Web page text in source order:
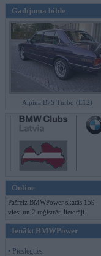
Gadījuma bilde
Alpina B7S Turbo (E12)
Online
Pašreiz BMWPower skatās 159
viesi un 2 reģistrēti lietotāji.
Ienākt BMWPower
• Pieslēgties